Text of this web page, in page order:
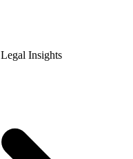
Legal Insights